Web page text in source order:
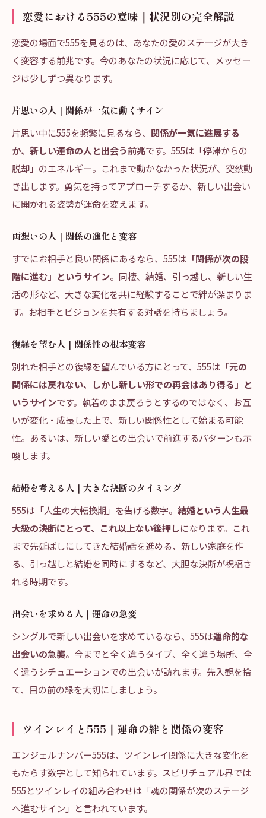
恋愛における555の意味｜状況別の完全解説
恋愛の場面で555を見るのは、あなたの愛のステージが大き
く変容する前兆です。今のあなたの状況に応じて、メッセー
ジは少しずつ異なります。
片思いの人｜関係が一気に動くサイン
片思い中に555を頻繁に見るなら、 関係が一気に進展する
か、新しい運命の人と出会う前兆です。555は「停滞からの
脱却」のエネルギー。これまで動かなかった状況が、突然動
き出します。勇気を持ってアプローチするか、新しい出会い
に開かれる姿勢が運命を変えます。
両想いの人｜関係の進化と変容
すでにお相手と良い関係にあるなら、555は 「関係が次の段
階に進む」というサイン。同棲、結婚、引っ越し、新しい生
活の形など、大きな変化を共に経験することで絆が深まりま
す。お相手とビジョンを共有する対話を持ちましょう。
復縁を望む人｜関係性の根本変容
別れた相手との復縁を望んでいる方にとって、555は 「元の
関係には戻れない、しかし新しい形での再会はあり得る」と
いうサインです。執着のまま戻ろうとするのではなく、お互
いが変化・成長した上で、新しい関係性として始まる可能
性。あるいは、新しい愛との出会いで前進するパターンも示
唆します。
結婚を考える人｜大きな決断のタイミング
555は「人生の大転換期」を告げる数字。 結婚という人生最
大級の決断にとって、これ以上ない後押しになります。これ
まで先延ばしにしてきた結婚話を進める、新しい家庭を作
る、引っ越しと結婚を同時にするなど、大胆な決断が祝福さ
れる時期です。
出会いを求める人｜運命の急変
シングルで新しい出会いを求めているなら、555は運命的な
出会いの急襲。今までと全く違うタイプ、全く違う場所、全
く違うシチュエーションでの出会いが訪れます。先入観を捨
て、目の前の縁を大切にしましょう。
ツインレイと555｜運命の絆と関係の変容
エンジェルナンバー555は、ツインレイ関係に大きな変化を
もたらす数字として知られています。スピリチュアル界では
555とツインレイの組み合わせは「魂の関係が次のステージ
へ進むサイン」と言われています。